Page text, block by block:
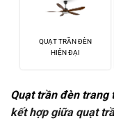
QUẠT TRẦN ĐÈN
HIỆN ĐẠI
Quạt trần đèn trang
kết hợp giữa quạt